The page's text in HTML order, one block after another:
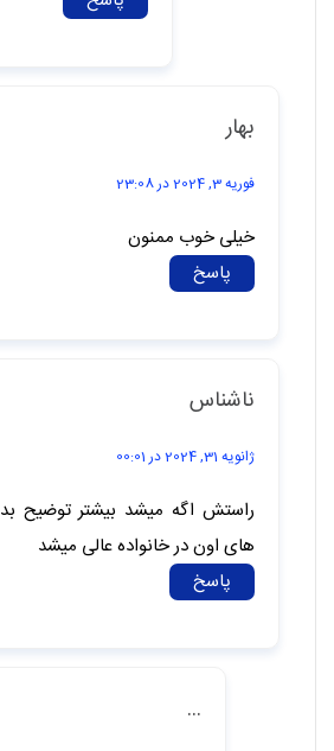
بهار
فوریه 3, 2024 در 23:08
خیلی خوب ممنون
پاسخ
ناشناس
ژانویه 31, 2024 در 00:01
راستش اگه میشد بیشتر توضیح
های اون در خانواده عالی میشد
پاسخ
...